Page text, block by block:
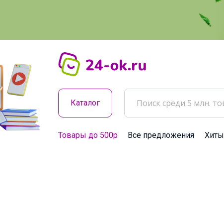
Каталог
Товары до 500р Все предложения Хиты